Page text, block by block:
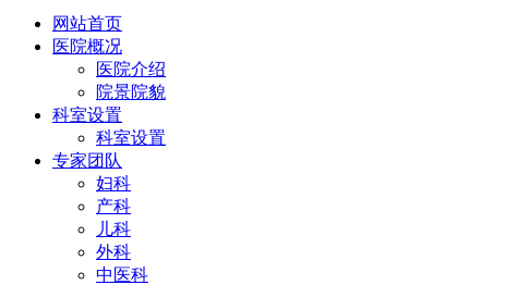
网站首页
医院概况
医院介绍
院景院貌
科室设置
科室设置
专家团队
妇科
产科
儿科
外科
中医科